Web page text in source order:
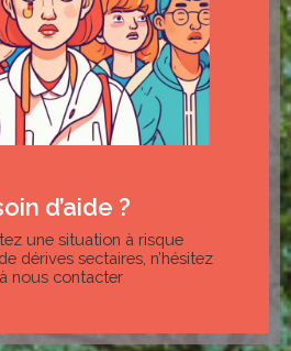
d’aide ?
une situation à risque
dérives sectaires, n’hésitez
nous contacter